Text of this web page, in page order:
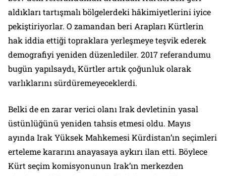
aldıkları tartışmalı bölgelerdeki hâkimiyetlerini iyice
pekiştiriyorlar. O zamandan beri Arapları Kürtlerin
hak iddia ettiği topraklara yerleşmeye teşvik ederek
demografiyi yeniden düzenlediler. 2017 referandumu
bugün yapılsaydı, Kürtler artık çoğunluk olarak
varlıklarını sürdüremeyeceklerdi.
Belki de en zarar verici olanı Irak devletinin yasal
üstünlüğünü yeniden tahsis etmesi oldu. Mayıs
ayında Irak Yüksek Mahkemesi Kürdistan’ın seçimleri
erteleme kararını anayasaya aykırı ilan etti. Böylece
Kürt seçim komisyonunun Irak’ın merkezden